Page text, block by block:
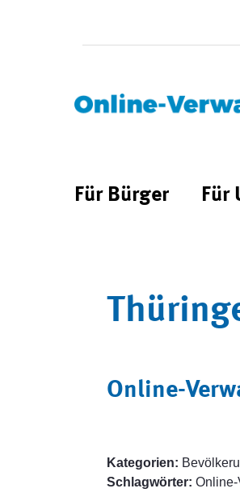
Für Bürger Für
Online-
Kategorien:
Schlagwörter: